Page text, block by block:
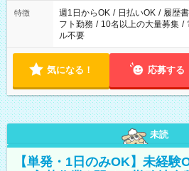
ください！
特徴 週1日からOK / 日払いOK / 履歴
フト勤務 / 10名以上の大量募集 /
ル不要
気になる！ 応募する
未読
【単発・1日のみOK】未経